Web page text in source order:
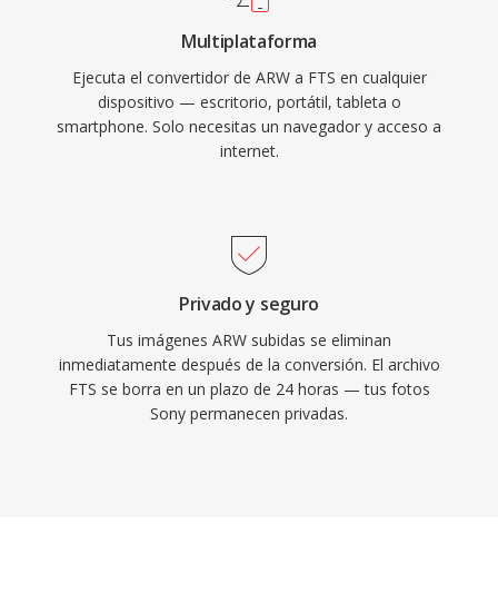
Multiplataforma
Ejecuta el convertidor de ARW a FTS en cualquier
dispositivo — escritorio, portátil, tableta o
smartphone. Solo necesitas un navegador y acceso a
internet.
Privado y seguro
Tus imágenes ARW subidas se eliminan
inmediatamente después de la conversión. El archivo
FTS se borra en un plazo de 24 horas — tus fotos
Sony permanecen privadas.